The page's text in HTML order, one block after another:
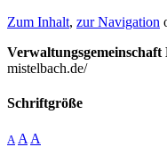
Zum Inhalt, zur Navigation
Verwaltungsgemeinschaft
mistelbach.de/
Schriftgröße
A A A